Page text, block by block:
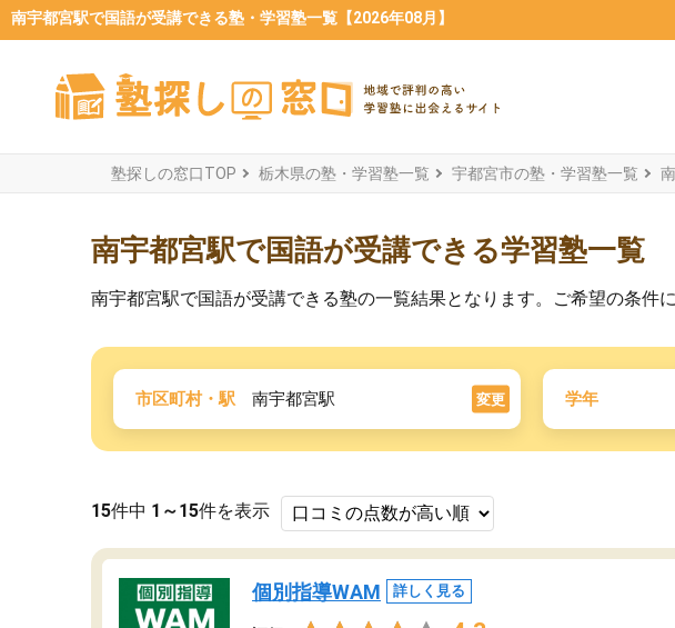
南宇都宮駅で国語が受講できる塾・学習塾一覧【2026年08月】
塾探しの窓口TOP 栃木県の塾・学習塾一覧 宇都宮市の塾・学習塾一覧
南宇都宮駅で国語が受講できる学習塾一覧
南宇都宮駅で国語が受講できる塾の一覧結果となります。ご希望の条件
市区町村・駅 南宇都宮駅 変更 学年
15件中 1～15件を表示
個別指導WAM 詳しく見る